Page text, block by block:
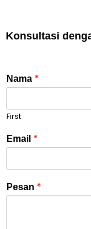
Konsultasi
Nama *
First
Email *
Pesan *